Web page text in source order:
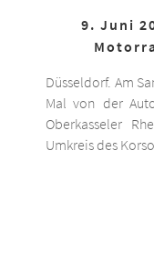
9. Juni
Düsseldorf. Am
Mal von der
Oberkasseler
Umkreis des